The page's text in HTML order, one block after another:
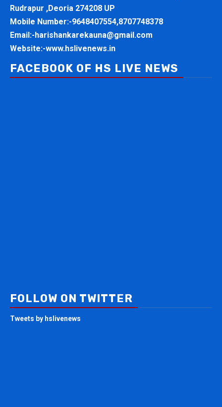
Rudrapur ,Deoria 274208 UP
Mobile Number:-9648407554,8707748378
Email:-harishankarekauna@gmail.com
Website:-www.hslivenews.in
FACEBOOK OF HS LIVE NEWS
FOLLOW ON TWITTER
Tweets by hslivenews